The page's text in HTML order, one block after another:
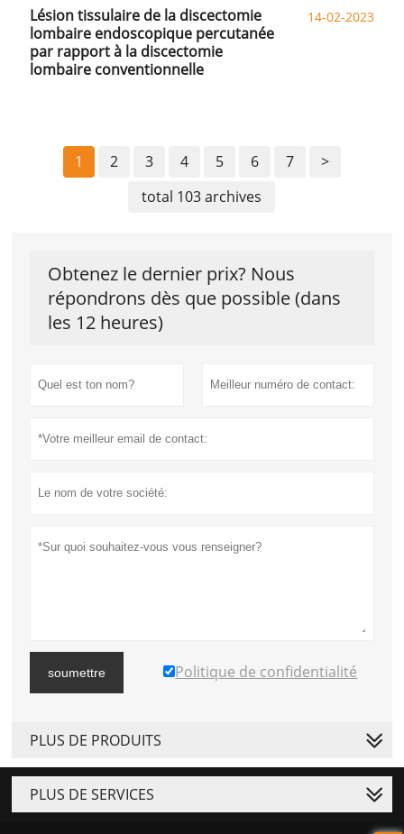
14-02-2023
Lésion tissulaire de la discectomie
lombaire endoscopique percutanée
par rapport à la discectomie
lombaire conventionnelle
1 2 3 4 5 6 7
>
total 103 archives
Obtenez le dernier prix? Nous
répondrons dès que possible (dans
les 12 heures)
soumettre Politique de confidentialité
PLUS DE PRODUITS
PLUS DE SERVICES